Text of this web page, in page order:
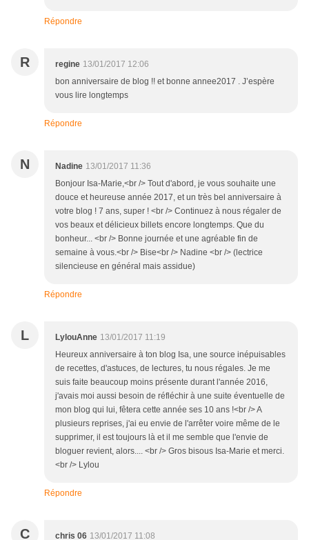
Répondre
R regine 13/01/2017 12:06
bon anniversaire de blog !! et bonne annee2017 . J’espère
vous lire longtemps
Répondre
N Nadine 13/01/2017 11:36
Bonjour Isa-Marie,<br /> Tout d'abord, je vous souhaite une
douce et heureuse année 2017, et un très bel anniversaire à
votre blog ! 7 ans, super ! <br /> Continuez à nous régaler de
vos beaux et délicieux billets encore longtemps. Que du
bonheur... <br /> Bonne journée et une agréable fin de
semaine à vous.<br /> Bise<br /> Nadine <br /> (lectrice
silencieuse en général mais assidue)
Répondre
L LylouAnne 13/01/2017 11:19
Heureux anniversaire à ton blog Isa, une source inépuisables
de recettes, d'astuces, de lectures, tu nous régales. Je me
suis faite beaucoup moins présente durant l'année 2016,
j'avais moi aussi besoin de réfléchir à une suite éventuelle de
mon blog qui lui, fêtera cette année ses 10 ans !<br /> A
plusieurs reprises, j'ai eu envie de l'arrêter voire même de le
supprimer, il est toujours là et il me semble que l'envie de
bloguer revient, alors.... <br /> Gros bisous Isa-Marie et merci.
<br /> Lylou
Répondre
C chris 06 13/01/2017 11:08